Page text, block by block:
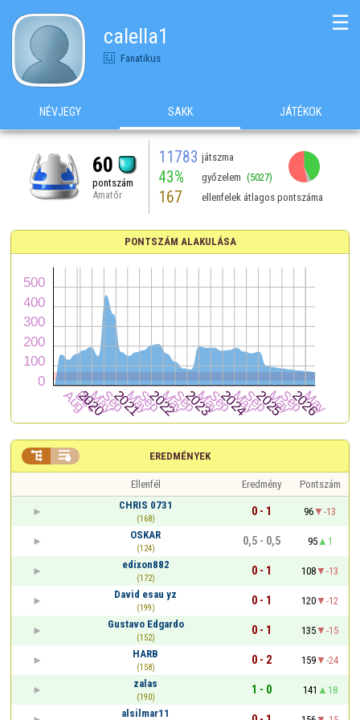
calella1
Fanatikus
☰
NÉVJEGY SAKK JÁTÉKOK
60
pontszám
Amatőr
11783 játszma
43% győzelem (5027)
167 ellenfelek átlagos pontszáma
PONTSZÁM ALAKULÁSA
EREDMÉNYEK
 
Ellenfél Eredmény
Pontszám
CHRIS 0731
(168)
0 - 1 96
-13
OSKAR
(124)
0,5 - 0,5 95
1
edixon882
(172)
0 - 1 108
-13
David esau yz
(199)
0 - 1 120
-12
Gustavo Edgardo
(152)
0 - 1 135
-15
HARB
(158)
0 - 2 159
-24
zalas
(190)
1 - 0 141
18
alsilmar11